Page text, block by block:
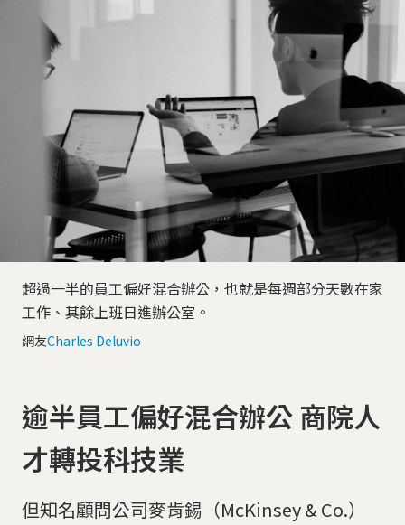
超過一半的員工偏好混合辦公，也就是每週部分天數在家
工作、其餘上班日進辦公室。
網友Charles Deluvio
逾半員工偏好混合辦公 商院人
才轉投科技業
但知名顧問公司麥肯錫（McKinsey & Co.）